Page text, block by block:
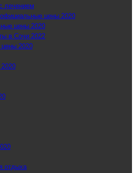
лечением
цены 2020
цены 2020
в Сочи 2022
2020
отдыха